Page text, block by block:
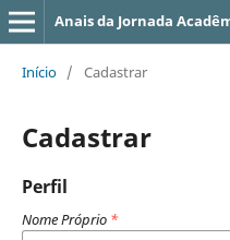
Anais da Jornada
Início / Cadastrar
Cadastrar
Perfil
Nome Próprio *